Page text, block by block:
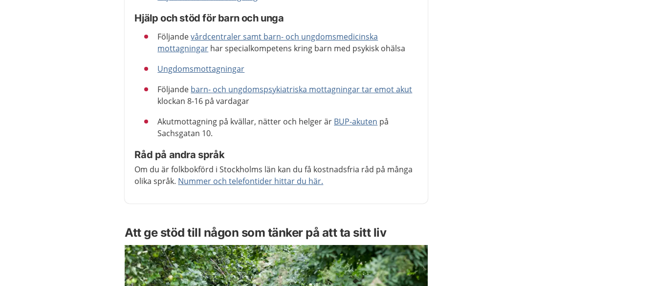
Hjälp och stöd för barn och unga
Följandevårdcentraler samt barn- och ungdomsmedicinska
mottagningar har specialkompetens kring barn med psykisk ohälsa
Ungdomsmottagningar
Följande barn- och ungdomspsykiatriska mottagningar tar emot akut
klockan 8-16 på vardagar
Akutmottagning på kvällar, nätter och helger är BUP-akuten på
Sachsgatan 10.
Råd på andra språk
Om du är folkbokförd i Stockholms län kan du få kostnadsfria råd på många
olika språk. Nummer och telefontider hittar du här.
Att ge stöd till någon som tänker på att ta sitt liv